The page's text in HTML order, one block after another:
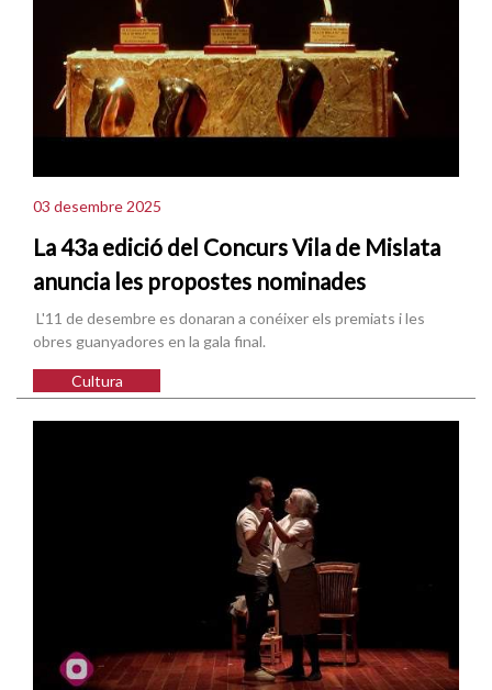
03 desembre 2025
La 43a edició del Concurs Vila de Mislata
anuncia les propostes nominades
L'11 de desembre es donaran a conéixer els premiats i les
obres guanyadores en la gala final.
Cultura